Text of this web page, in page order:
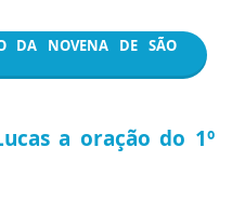
DA NOVENA DE SÃO
a oração do 1º